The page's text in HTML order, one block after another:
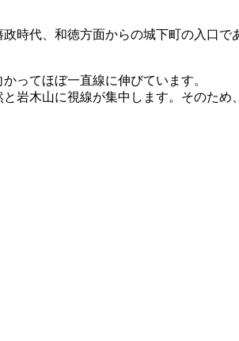
時代、和徳方面からの城下町の入口で
ってほぼ一直線に伸びています。
岩木山に視線が集中します。そのため